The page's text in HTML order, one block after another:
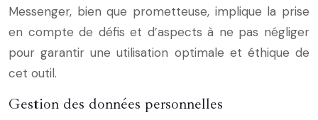
Messenger, bien que prometteuse, implique la prise
en compte de défis et d’aspects à ne pas négliger
pour garantir une utilisation optimale et éthique de
cet outil.
Gestion des données personnelles